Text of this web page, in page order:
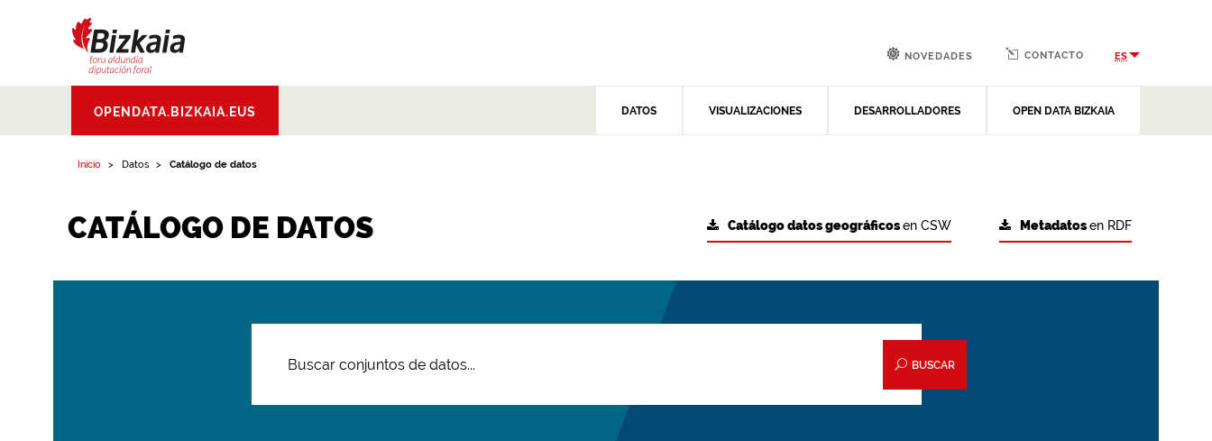
Aldundia.Diputacion
Foral de Bizkaia
OPENDATA.BIZKAIA.EUS DATOS VISUALIZACIONES DESARROLLADORES OPEN DATA BIZKAIA
NOVEDADES CONTACTO ES
Inicio Datos Catálogo de datos
CATÁLOGO DE DATOS Metadatosen RDF
Catálogo datos geográficosen CSW
BUSCAR